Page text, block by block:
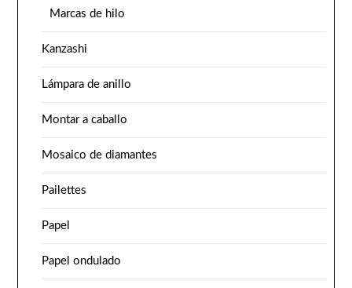
Marcas de hilo
Kanzashi
Lámpara de anillo
Montar a caballo
Mosaico de diamantes
Pailettes
Papel
Papel ondulado